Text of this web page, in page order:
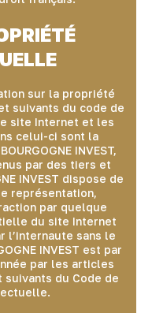
sur la propriété
suivants du code de
site Internet et les
celui-ci sont la
INVEST,
par des tiers et
INVEST dispose de
représentation,
par quelque
du site Internet
l’internaute sans le
INVEST est par
par les articles
du Code de